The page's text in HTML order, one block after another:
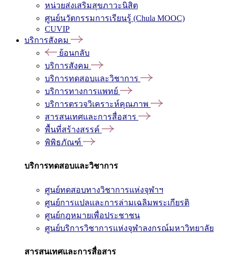
หน่วยส่งเสริมสุขภาวะนิสิต
ศูนย์นวัตกรรมการเรียนรู้ (Chula MOOC)
CUVIP
บริการสังคม
ย้อนกลับ
บริการสังคม
บริการทดสอบและวิชาการ
บริการทางการแพทย์
บริการตรวจวิเคราะห์คุณภาพ
สารสนเทศและการสื่อสาร
พื้นที่สร้างสรรค์
พิพิธภัณฑ์
บริการทดสอบและวิชาการ
ศูนย์ทดสอบทางวิชาการแห่งจุฬาฯ
ศูนย์การแปลและการล่ามเฉลิมพระเกียรติ
ศูนย์กฎหมายเพื่อประชาชน
ศูนย์บริการวิชาการแห่งจุฬาลงกรณ์มหาวิทยาลัย
สารสนเทศและการสื่อสาร